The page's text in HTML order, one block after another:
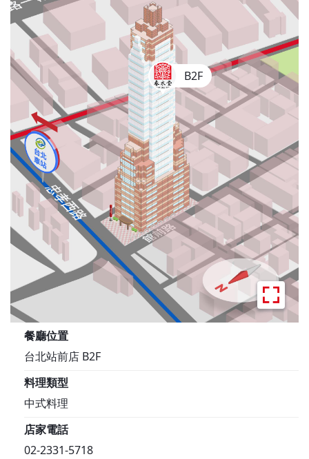
B2F
餐廳位置
台北站前店 B2F
料理類型
中式料理
店家電話
02-2331-5718